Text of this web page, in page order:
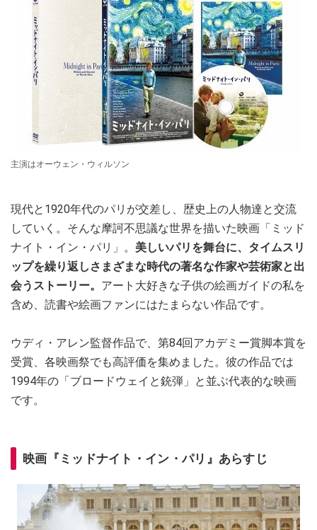
主演はオーウェン・ウィルソン
現代と1920年代のパリが交差し、歴史上の人物達と交流
していく。そんな摩訶不思議な世界を描いた映画「ミッド
ナイト・イン・パリ」。 美しいパリを舞台に、タイムスリ
ップを繰り返しさまざまな時代の著名な作家や芸術家と出
会うストーリー。 アート大好きな子供の絵画ガイドの私を
含め、読書や絵画ファンにはたまらない作品です。
ウディ・アレン監督作品で、第84回アカデミー賞脚本賞を
受賞、各映画祭でも高評価を集めました。彼の作品では
1994年の「ブロードウェイと銃弾」と並ぶ代表的な映画
です。
映画『ミッドナイト・イン・パリ』あらすじ